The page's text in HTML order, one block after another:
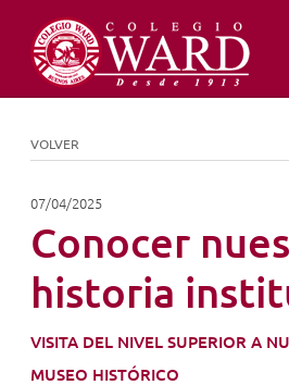
VOLVER
07/04/2025
Conocer
historia
VISITA DEL NIVEL SUPERIOR A
MUSEO HISTÓRICO